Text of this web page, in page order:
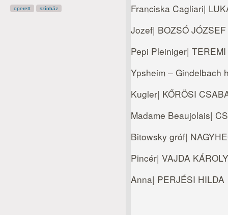
Franciska Cagliari|
Jozef| BOZSÓ JÓZSEF
Pepi Pleiniger|
Ypsheim – Gindelbach
Kugler| KŐRÖSI
Madame Beaujolais|
Bitowsky gróf|
Pincér| VAJDA KÁROLY
Anna| PERJÉSI HILDA
operett színház